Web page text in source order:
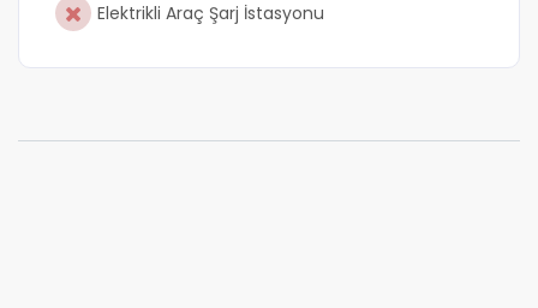
Elektrikli Araç Şarj İstasyonu